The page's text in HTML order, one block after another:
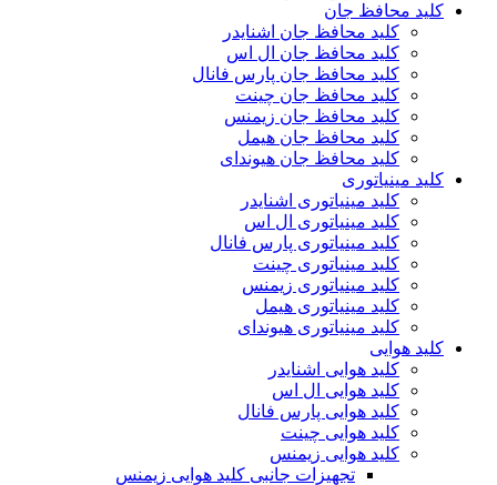
کلید محافظ جان
کلید محافظ جان اشنایدر
کلید محافظ جان ال اس
کلید محافظ جان پارس فانال
کلید محافظ جان چینت
کلید محافظ جان زیمنس
کلید محافظ جان هیمل
کلید محافظ جان هیوندای
کلید مینیاتوری
کلید مینیاتوری اشنایدر
کلید مینیاتوری ال اس
کلید مینیاتوری پارس فانال
کلید مینیاتوری چینت
کلید مینیاتوری زیمنس
کلید مینیاتوری هیمل
کلید مینیاتوری هیوندای
کلید هوایی
کلید هوایی اشنایدر
کلید هوایی ال اس
کلید هوایی پارس فانال
کلید هوایی چینت
کلید هوایی زیمنس
تجهیزات جانبی کلید هوایی زیمنس